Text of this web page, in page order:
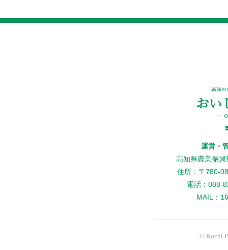
運営・
高知県農業振
住所：〒780-
電話：088-
MAIL：
© Kochi